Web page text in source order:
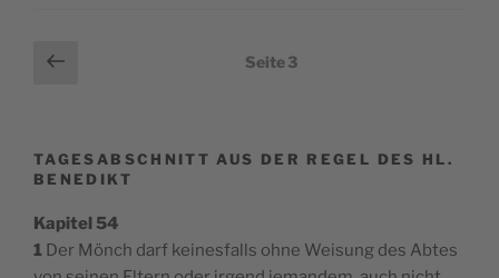
Seitennummerierung
Vorherige
Seite3
TAGESABSCHNITT AUS DER REGEL DES HL.
BENEDIKT
Kapitel 54
1 Der Mönch darf keinesfalls ohne Weisung des Abtes